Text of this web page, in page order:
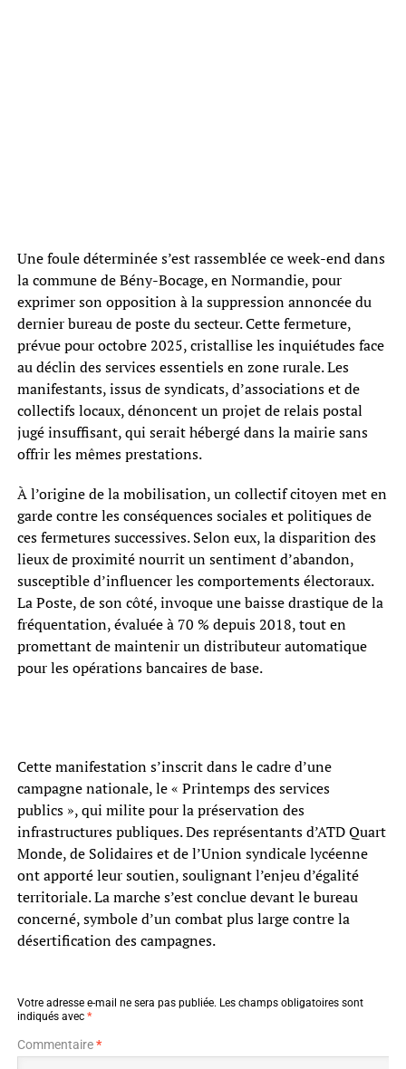
Une foule déterminée s’est rassemblée ce week-end dans
la commune de Bény-Bocage, en Normandie, pour
exprimer son opposition à la suppression annoncée du
dernier bureau de poste du secteur. Cette fermeture,
prévue pour octobre 2025, cristallise les inquiétudes face
au déclin des services essentiels en zone rurale. Les
manifestants, issus de syndicats, d’associations et de
collectifs locaux, dénoncent un projet de relais postal
jugé insuffisant, qui serait hébergé dans la mairie sans
offrir les mêmes prestations.
À l’origine de la mobilisation, un collectif citoyen met en
garde contre les conséquences sociales et politiques de
ces fermetures successives. Selon eux, la disparition des
lieux de proximité nourrit un sentiment d’abandon,
susceptible d’influencer les comportements électoraux.
La Poste, de son côté, invoque une baisse drastique de la
fréquentation, évaluée à 70 % depuis 2018, tout en
promettant de maintenir un distributeur automatique
pour les opérations bancaires de base.
Cette manifestation s’inscrit dans le cadre d’une
campagne nationale, le « Printemps des services
publics », qui milite pour la préservation des
infrastructures publiques. Des représentants d’ATD Quart
Monde, de Solidaires et de l’Union syndicale lycéenne
ont apporté leur soutien, soulignant l’enjeu d’égalité
territoriale. La marche s’est conclue devant le bureau
concerné, symbole d’un combat plus large contre la
désertification des campagnes.
Votre adresse e-mail ne sera pas publiée. Les champs obligatoires sont
indiqués avec *
Commentaire*